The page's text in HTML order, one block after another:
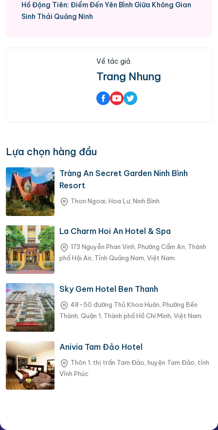
Hồ Động Tiên: Điểm Đến Yên Bình Giữa Không Gian
Sinh Thái Quảng Ninh
Về tác giả
Trang Nhung
Lựa chọn hàng đầu
Tràng An Secret Garden Ninh Bình
Resort
Thon Ngoai, Hoa Lư, Ninh Bình
La Charm Hoi An Hotel & Spa
173 Nguyễn Phan Vinh, Phường Cẩm An, Thành
phố Hội An, Tỉnh Quảng Nam, Việt Nam.
Sky Gem Hotel Ben Thanh
48-50 đường Thủ Khoa Huân, Phường Bến
Thành, Quận 1, Thành phố Hồ Chí Minh, Việt Nam
Anivia Tam Đảo Hotel
Thôn 1, thị trấn Tam Đảo, huyện Tam Đảo, tỉnh
Vĩnh Phúc